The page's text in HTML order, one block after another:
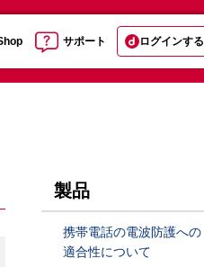
サポート ログインする
製品
携帯電話の電波防護への
適合性について